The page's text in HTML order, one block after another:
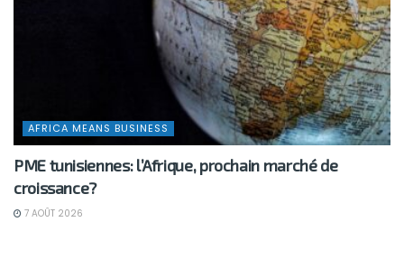
AFRICA MEANS BUSINESS
PME tunisiennes: l’Afrique, prochain marché de
croissance?
7 AOÛT 2026